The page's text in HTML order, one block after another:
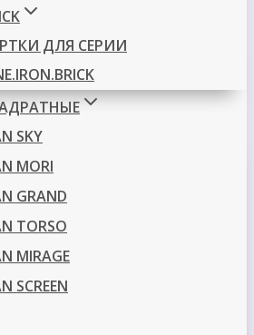
ДЛЯ СЕРИИ
SKY
MORI
GRAND
TORSO
MIRAGE
SCREEN